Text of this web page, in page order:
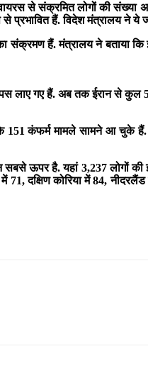
से संक्रमित लोगों की संख्या
प्रभावित हैं. विदेश मंत्रालय ने ये
का संक्रमण हैं. मंत्रालय ने
लाए गए हैं. अब तक ईरान से
151 कंफर्म मामले सामने आ चुके
सबसे ऊपर है. यहां 3,237
दक्षिण कोरिया में 84,